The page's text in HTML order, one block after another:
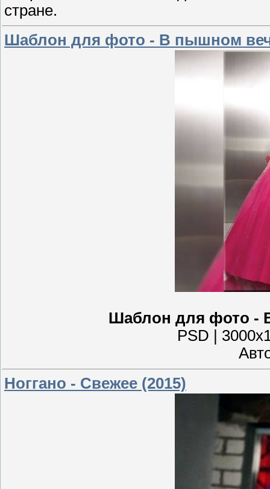
стране.
Шаблон для фото - В пышном
Шаблон для фото -
PSD |
Ноггано - Свежее (2015)